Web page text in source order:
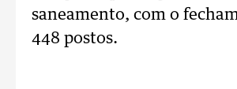
saneamento, com o
448 postos.